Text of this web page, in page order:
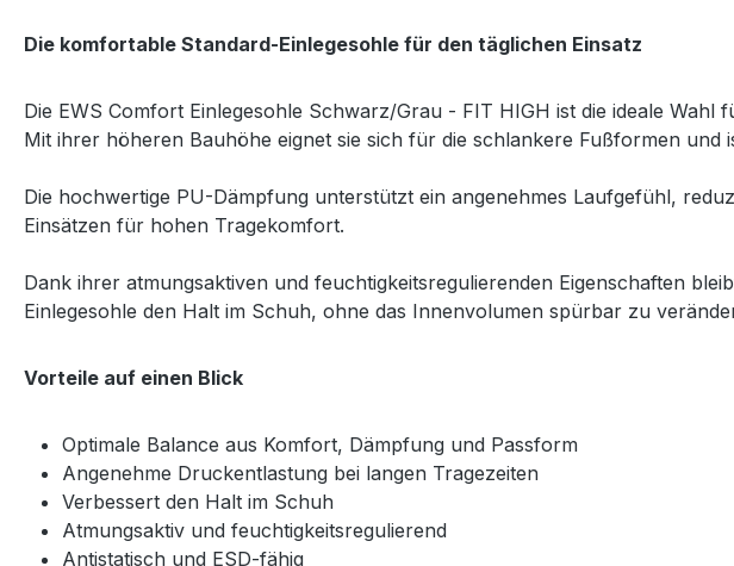
Die komfortable Standard-Einlegesohle für den täglichen Einsatz
Die EWS Comfort Einlegesohle Schwarz/Grau - FIT HIGH ist die ideale
Mit ihrer höheren Bauhöhe eignet sie sich für die schlankere Fußformen
Die hochwertige PU-Dämpfung unterstützt ein angenehmes Laufgefühl,
Einsätzen für hohen Tragekomfort.
Dank ihrer atmungsaktiven und feuchtigkeitsregulierenden Eigenschaften
Einlegesohle den Halt im Schuh, ohne das Innenvolumen spürbar zu
Vorteile auf einen Blick
Optimale Balance aus Komfort, Dämpfung und Passform
Angenehme Druckentlastung bei langen Tragezeiten
Verbessert den Halt im Schuh
Atmungsaktiv und feuchtigkeitsregulierend
Antistatisch und ESD-fähig